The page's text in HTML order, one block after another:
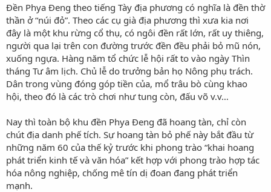
Đền Phya Đeng theo tiếng Tày địa phương có nghĩa là đền thờ
thần ở “núi đỏ”. Theo các cụ già địa phương thì xưa kia nơi
đây là một khu rừng cổ thụ, có ngôi đền rất lớn, rất uy thiêng,
người qua lại trên con đường trước đền đều phải bỏ mũ nón,
xuống ngựa. Hàng năm tổ chức lễ hội rất to vào ngày Thìn
tháng Tư âm lịch. Chủ lễ do trưởng bản họ Nông phụ trách.
Dân trong vùng đóng góp tiền của, mổ trâu bò cùng khao
hội, theo đó là các trò chơi như tung còn, đấu võ v.v…
Nay thì toàn bộ khu đền Phya Đeng đã hoang tàn, chỉ còn
chút địa danh phế tích. Sự hoang tàn bỏ phế này bắt đầu từ
những năm 60 của thế kỷ trước khi phong trào “khai hoang
phát triển kinh tế và văn hóa” kết hợp với phong trào hợp tác
hóa nông nghiệp, chống mê tín dị đoan đang phát triển
mạnh.